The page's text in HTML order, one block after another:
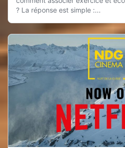
? La réponse est simple :...